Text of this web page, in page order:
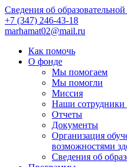
Сведения об
+7 (347) 246-43-18
marhamat02@mail.ru
Как помочь
О фонде
Мы помогаем
Мы помогли
Миссия
Наши сотрудники
Отчеты
Документы
Организация
возможностями
Сведения об